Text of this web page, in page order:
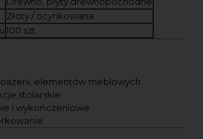
Złoty / ocynkowana
100 szt.
elementów meblowych
stolarskie
i wykończeniowe